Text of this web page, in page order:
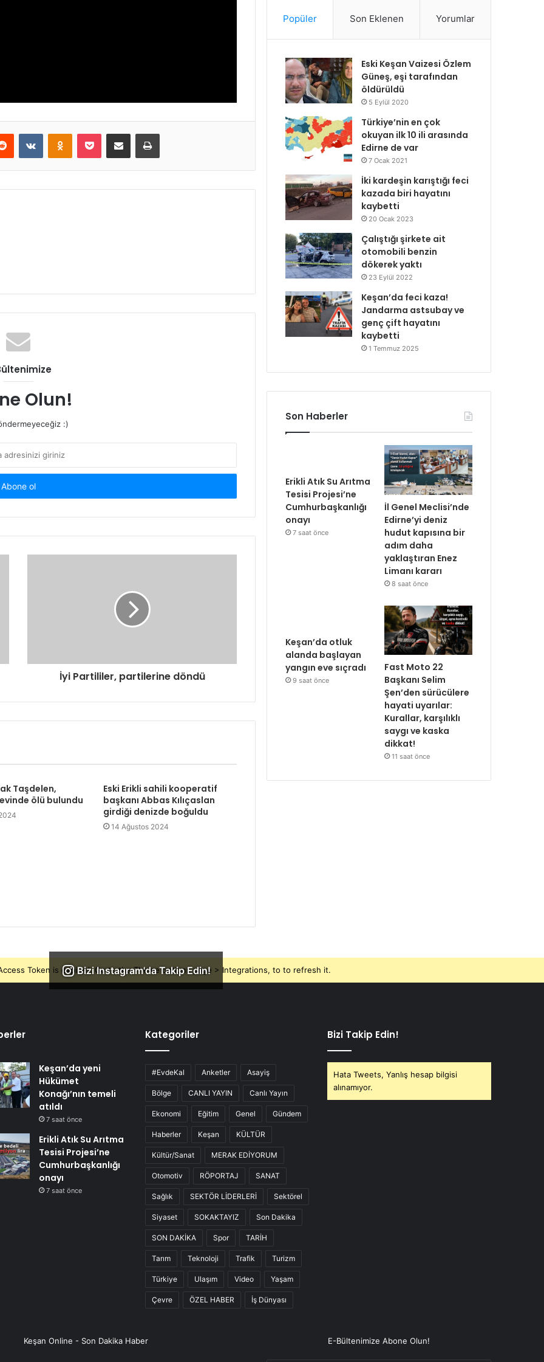
Olun!
:)
İyi Partililer, partilerine döndü
Taşdelen,
ölü bulundu
Eski Erikli sahili kooperatif
başkanı Abbas Kılıçaslan
girdiği denizde boğuldu
14 Ağustos 2024
Popüler Son Eklenen Yorumlar
Eski Keşan Vaizesi Özlem
Güneş, eşi tarafından
öldürüldü
5 Eylül 2020
Türkiye’nin en çok
okuyan ilk 10 ili arasında
Edirne de var
7 Ocak 2021
İki kardeşin karıştığı feci
kazada biri hayatını
kaybetti
20 Ocak 2023
Çalıştığı şirkete ait
otomobili benzin
dökerek yaktı
23 Eylül 2022
Keşan’da feci kaza!
Jandarma astsubay ve
genç çift hayatını
kaybetti
1 Temmuz 2025
Son Haberler
Erikli Atık Su Arıtma
Tesisi Projesi’ne
Cumhurbaşkanlığı
onayı
7 saat önce
İl Genel Meclisi’nde
Edirne’yi deniz
hudut kapısına bir
adım daha
yaklaştıran Enez
Limanı kararı
8 saat önce
Keşan’da otluk
alanda başlayan
yangın eve sıçradı
9 saat önce
Fast Moto 22
Başkanı Selim
Şen’den sürücülere
hayati uyarılar:
Kurallar, karşılıklı
saygı ve kaska
dikkat!
11 saat önce
Bizi Instagram'da Takip Edin!
Token is expired, Go to the Theme options page > Integrations, to to refresh it.
Keşan’da yeni
Hükümet
Konağı’nın temeli
atıldı
7 saat önce
Erikli Atık Su Arıtma
Tesisi Projesi’ne
Cumhurbaşkanlığı
onayı
7 saat önce
Kategoriler
#EvdeKal Anketler Asayiş
Bölge CANLI YAYIN Canlı Yayın
Ekonomi Eğitim Genel Gündem
Haberler Keşan KÜLTÜR
Kültür/Sanat MERAK EDİYORUM
Otomotiv RÖPORTAJ SANAT
Sağlık SEKTÖR LİDERLERİ Sektörel
Siyaset SOKAKTAYIZ Son Dakika
SON DAKİKA Spor TARİH
Tarım Teknoloji Trafik Turizm
Türkiye Ulaşım Video Yaşam
Çevre ÖZEL HABER İş Dünyası
Bizi Takip Edin!
Hata Tweets, Yanlış hesap bilgisi
alınamıyor.
Keşan Online - Son Dakika Haber E-Bültenimize Abone Olun!